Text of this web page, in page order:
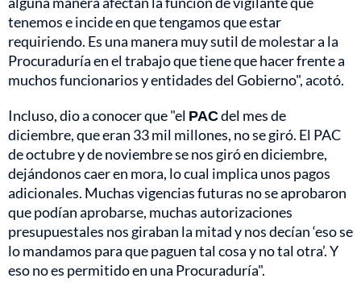
tenemos e incide en que tengamos que estar
requiriendo. Es una manera muy sutil de molestar a la
Procuraduría en el trabajo que tiene que hacer frente a
muchos funcionarios y entidades del Gobierno", acotó.
Incluso, dio a conocer que "el PACdel mes de
diciembre, que eran 33 mil millones, no se giró. El PAC
de octubre y de noviembre se nos giró en diciembre,
dejándonos caer en mora, lo cual implica unos pagos
adicionales. Muchas vigencias futuras no se aprobaron
que podían aprobarse, muchas autorizaciones
presupuestales nos giraban la mitad y nos decían ‘eso se
lo mandamos para que paguen tal cosa y no tal otra’. Y
eso no es permitido en una Procuraduría".